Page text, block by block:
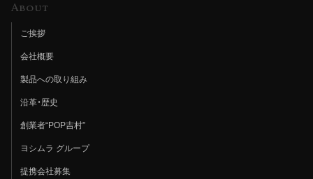
About
ご挨拶
会社概要
製品への取り組み
沿革・歴史
創業者“POP吉村”
ヨシムラ グループ
提携会社募集